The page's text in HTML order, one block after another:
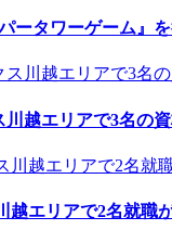
ータワーゲーム』
川越エリアで3名の
越エリアで2名就職